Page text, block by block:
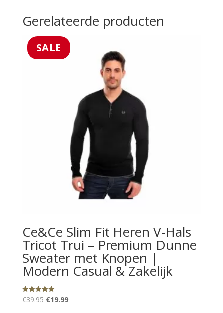
Gerelateerde producten
SALE
Ce&Ce Slim Fit Heren V-Hals
Tricot Trui – Premium Dunne
Sweater met Knopen |
Modern Casual & Zakelijk
Gewaardeerd
5.00
€39.95 Oorspronkelijke
€19.99Huidige